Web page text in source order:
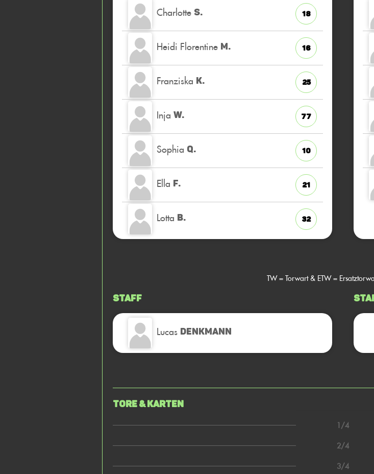
Charlotte S. 18
Heidi Florentine M. 16
Franziska K. 25
Inja W. 77
Sophia Q. 10
Ella F. 21
Lotta B. 32
TW = Torwart & ETW =
Staff
Lucas DENKMANN
Tore & Karten
1/4
2/4
3/4